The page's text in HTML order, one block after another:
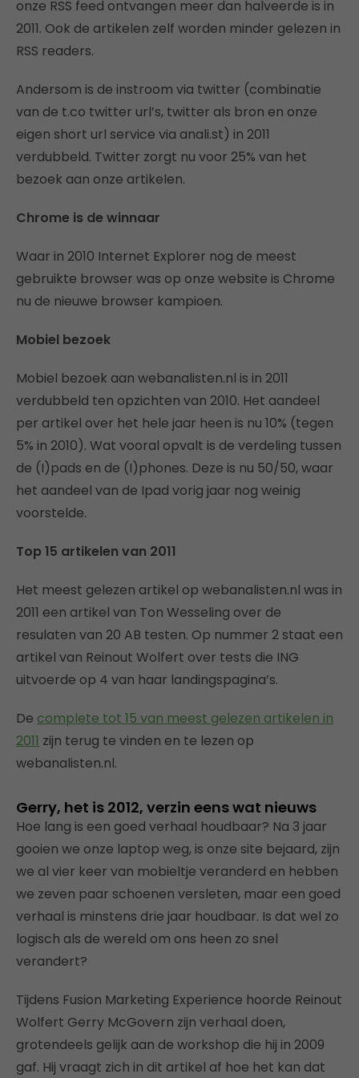
onze RSS feed ontvangen meer dan halveerde is in
2011. Ook de artikelen zelf worden minder gelezen in
RSS readers.
Andersom is de instroom via twitter (combinatie
van de t.co twitter url’s, twitter als bron en onze
eigen short url service via anali.st) in 2011
verdubbeld. Twitter zorgt nu voor 25% van het
bezoek aan onze artikelen.
Chrome is de winnaar
Waar in 2010 Internet Explorer nog de meest
gebruikte browser was op onze website is Chrome
nu de nieuwe browser kampioen.
Mobiel bezoek
Mobiel bezoek aan webanalisten.nl is in 2011
verdubbeld ten opzichten van 2010. Het aandeel
per artikel over het hele jaar heen is nu 10% (tegen
5% in 2010). Wat vooral opvalt is de verdeling tussen
de (I)pads en de (I)phones. Deze is nu 50/50, waar
het aandeel van de Ipad vorig jaar nog weinig
voorstelde.
Top 15 artikelen van 2011
Het meest gelezen artikel op webanalisten.nl was in
2011 een artikel van Ton Wesseling over de
resulaten van 20 AB testen. Op nummer 2 staat een
artikel van Reinout Wolfert over tests die ING
uitvoerde op 4 van haar landingspagina’s.
De complete tot 15 van meest gelezen artikelen in
2011 zijn terug te vinden en te lezen op
webanalisten.nl.
Gerry, het is 2012, verzin eens wat nieuws
Hoe lang is een goed verhaal houdbaar? Na 3 jaar
gooien we onze laptop weg, is onze site bejaard, zijn
we al vier keer van mobieltje veranderd en hebben
we zeven paar schoenen versleten, maar een goed
verhaal is minstens drie jaar houdbaar. Is dat wel zo
logisch als de wereld om ons heen zo snel
verandert?
Tijdens Fusion Marketing Experience hoorde Reinout
Wolfert Gerry McGovern zijn verhaal doen,
grotendeels gelijk aan de workshop die hij in 2009
gaf. Hij vraagt zich in dit artikel af hoe het kan dat